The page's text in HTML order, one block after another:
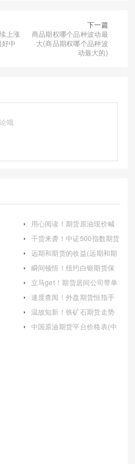
上涨
中
下一篇
商品期权哪个品种波动最
大(商品期权哪个品种波
动最大的)
哦
用心阅读！期货原油现价喊
单(期货原油现价喊单什么意
思)
干货来袭！中证500指数期货
(市场波动与投资机会)
远期和期货的收益(远期和期
货的收益一样吗)
瞬间顿悟！纽约白银期货保
证金（直接影响到投资者的
资金管理和风险控制）
立马get！期货居间公司带单
喊单(期货公司跟单交易)
速度查阅！外盘期货恒指手
续费(帮助投资者更好地理解
和应对这一重要环节)
温故知新！铁矿石期货走势
(铁矿石期货走势跟外盘有关
系吗)
中国原油期货平台价格表(中